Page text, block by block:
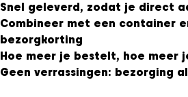
Snel geleverd, zodat je direct
Combineer met een container
bezorgkorting
Hoe meer je bestelt, hoe meer
Geen verrassingen: bezorging